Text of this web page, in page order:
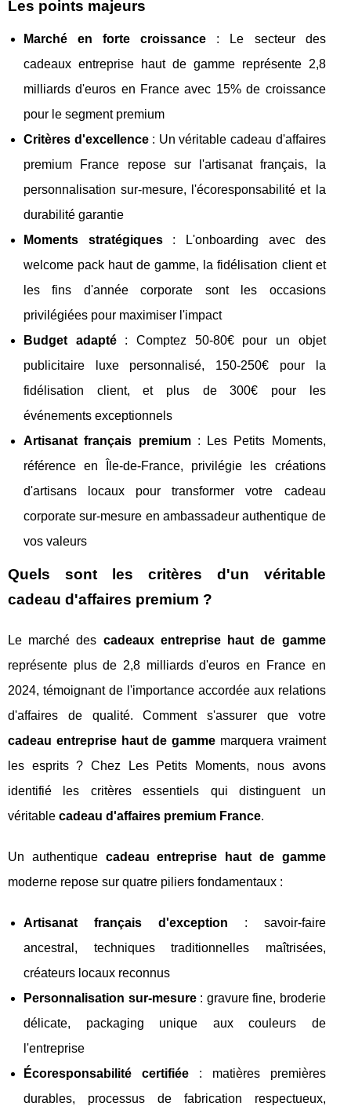
Les points majeurs
Marché en forte croissance : Le secteur des
cadeaux entreprise haut de gamme représente 2,8
milliards d'euros en France avec 15% de croissance
pour le segment premium
Critères d'excellence: Un véritable cadeau d'affaires
premium France repose sur l'artisanat français, la
personnalisation sur-mesure, l'écoresponsabilité et la
durabilité garantie
Moments stratégiques: L'onboarding avec des
welcome pack haut de gamme, la fidélisation client et
les fins d'année corporate sont les occasions
privilégiées pour maximiser l'impact
Budget adapté: Comptez 50-80€ pour un objet
publicitaire luxe personnalisé, 150-250€ pour la
fidélisation client, et plus de 300€ pour les
événements exceptionnels
Artisanat français premium: Les Petits Moments,
référence en Île-de-France, privilégie les créations
d'artisans locaux pour transformer votre cadeau
corporate sur-mesure en ambassadeur authentique de
vos valeurs
Quels sont les critères d'un véritable
cadeau d'affaires premium ?
Le marché des cadeaux entreprise haut de gamme
représente plus de 2,8 milliards d'euros en France en
2024, témoignant de l'importance accordée aux relations
d'affaires de qualité. Comment s'assurer que votre
cadeau entreprise haut de gamme marquera vraiment
les esprits ? Chez Les Petits Moments, nous avons
identifié les critères essentiels qui distinguent un
véritable cadeau d'affaires premium France.
Un authentique cadeau entreprise haut de gamme
moderne repose sur quatre piliers fondamentaux :
Artisanat français d'exception : savoir-faire
ancestral, techniques traditionnelles maîtrisées,
créateurs locaux reconnus
Personnalisation sur-mesure: gravure fine, broderie
délicate, packaging unique aux couleurs de
l'entreprise
Écoresponsabilité certifiée: matières premières
durables, processus de fabrication respectueux,